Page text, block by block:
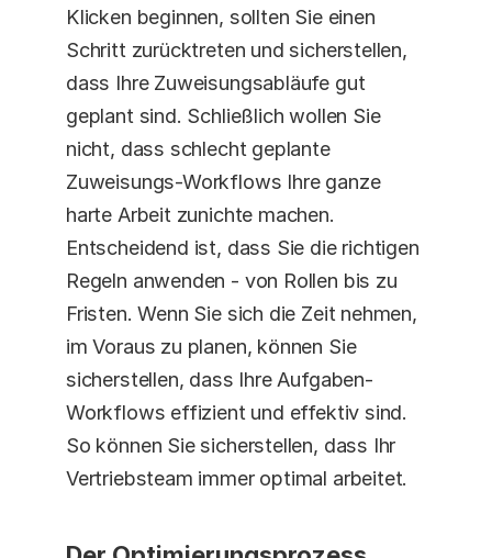
Klicken beginnen, sollten Sie einen
Schritt zurücktreten und sicherstellen,
dass Ihre Zuweisungsabläufe gut
geplant sind. Schließlich wollen Sie
nicht, dass schlecht geplante
Zuweisungs-Workflows Ihre ganze
harte Arbeit zunichte machen.
Entscheidend ist, dass Sie die richtigen
Regeln anwenden - von Rollen bis zu
Fristen. Wenn Sie sich die Zeit nehmen,
im Voraus zu planen, können Sie
sicherstellen, dass Ihre Aufgaben-
Workflows effizient und effektiv sind.
So können Sie sicherstellen, dass Ihr
Vertriebsteam immer optimal arbeitet.